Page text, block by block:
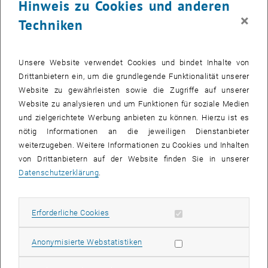
RGB:231/51/69
Hexadecimal: #e73345
Schmuckfarbe: Pantone Red 032 C
ACE blau (AIR)
Hexadecimal:#2499d6
CMYK:75/25/0/0
Schmuckfarbe:Pantone 7689 C
EPS, CMYK EPS 3 MB
, herunterladen
Hinweis zu Cookies und anderen
Techniken
×
Unsere Website verwendet Cookies und bindet Inhalte von
Drittanbietern ein, um die grundlegende Funktionalität unserer
Website zu gewährleisten sowie die Zugriffe auf unserer
Website zu analysieren und um Funktionen für soziale Medien
und zielgerichtete Werbung anbieten zu können. Hierzu ist es
nötig Informationen an die jeweiligen Dienstanbieter
weiterzugeben. Weitere Informationen zu Cookies und Inhalten
von Drittanbietern auf der Website finden Sie in unserer
Datenschutzerklärung.
Erforderliche Cookies Erforderliche Cookies zulassen
Anonymisierte WebstatistikenStatistik Cookies zulassen